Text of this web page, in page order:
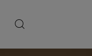
へ